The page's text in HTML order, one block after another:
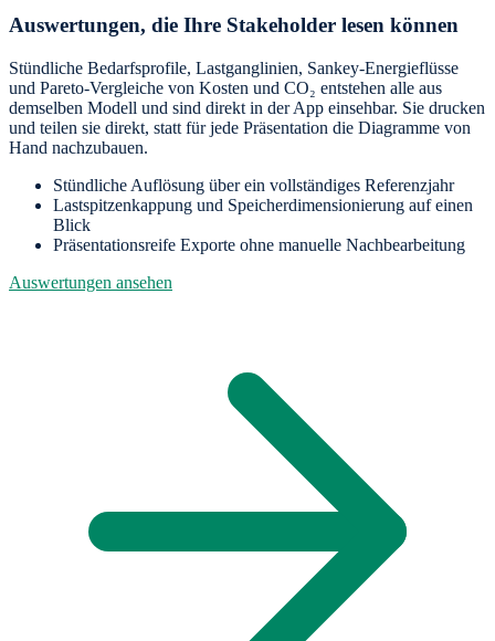
Auswertungen, die Ihre Stakeholder lesen können
Stündliche Bedarfsprofile, Lastganglinien, Sankey-Energieflüsse
und Pareto-Vergleiche von Kosten und CO₂ entstehen alle aus
demselben Modell und sind direkt in der App einsehbar. Sie drucken
und teilen sie direkt, statt für jede Präsentation die Diagramme von
Hand nachzubauen.
Stündliche Auflösung über ein vollständiges Referenzjahr
Lastspitzenkappung und Speicherdimensionierung auf einen
Blick
Präsentationsreife Exporte ohne manuelle Nachbearbeitung
Auswertungen ansehen